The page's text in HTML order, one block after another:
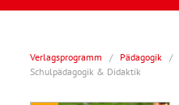
Verlagsprogramm / Pädagogik /
Schulpädagogik & Didaktik